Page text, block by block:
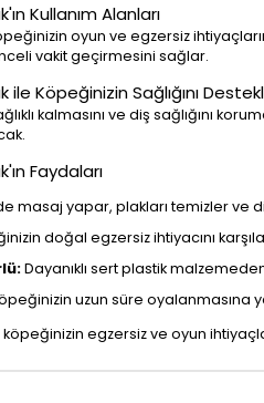
Kullanım Alanları
oyun ve egzersiz
vakit geçirmesini sağlar.
ile Köpeğinizin Sağlığını
kalmasını ve diş sağlığını
Faydaları
masaj yapar, plakları temizler ve
doğal egzersiz ihtiyacını
Dayanıklı sert plastik
uzun süre oyalanmasına
egzersiz ve oyun